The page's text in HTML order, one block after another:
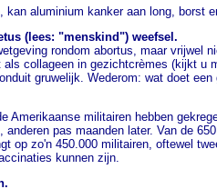
aluminium kanker aan long, borst
(lees: "menskind") weefsel.
rondom abortus, maar
als collageen in gezichtcrèmes (kijkt u
gruwelijk. Wederom: wat doet
Amerikaanse militairen hebben
pas maanden later. Van de
op zo'n 450.000 militairen, oftewel
kunnen zijn.